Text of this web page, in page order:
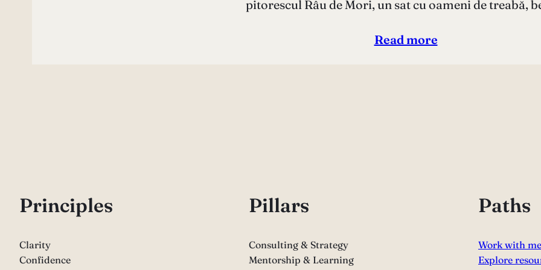
pitorescul Râu de Mori, un sat cu oameni de treabă,
Read more
Principles
Clarity
Confidence
Pillars
Consulting & Strategy
Mentorship & Learning
Paths
Work with me
Explore